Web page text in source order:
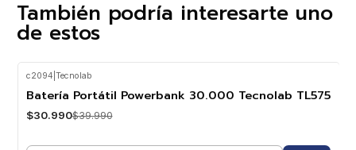
También podría interesarte uno
de estos
c2094 Tecnolab
Batería Portátil Powerbank 30.000 Tecnolab TL575
$30.990$39.990